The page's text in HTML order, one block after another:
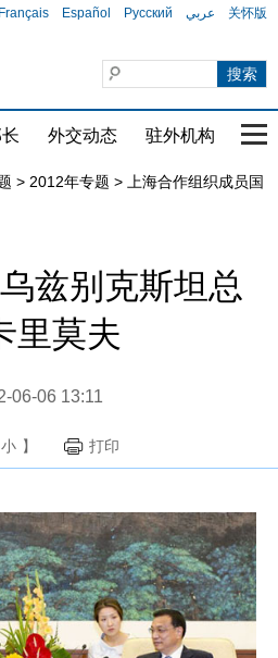
Français Español Русский عربي 关怀版
外交动态 驻外机构 国
> 2012年专题 >
上海合作组织成员国
兹别克斯坦总
里莫夫
06-06 13:11
小 】 打印